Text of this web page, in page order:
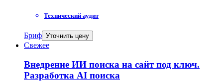
Технический аудит
Бриф Уточнить цену
Свежее
Внедрение ИИ поиска на сайт под ключ.
Разработка AI поиска